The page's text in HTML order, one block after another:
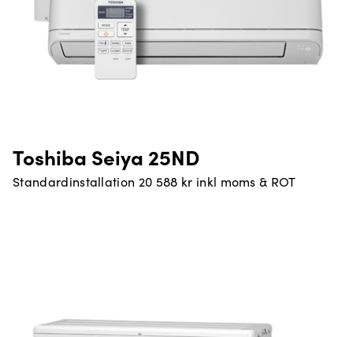
Toshiba Seiya 25ND
Standardinstallation 20 588 kr inkl moms & ROT